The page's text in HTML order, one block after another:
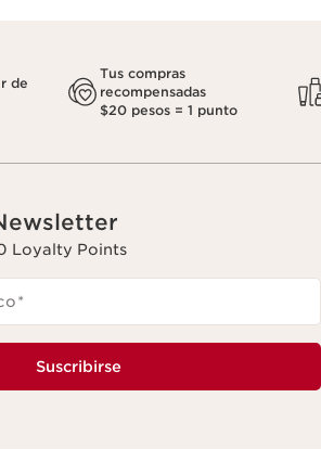
de
Tus compras
recompensadas
$20 pesos = 1 punto
Loyalty Points
*
Suscribirse